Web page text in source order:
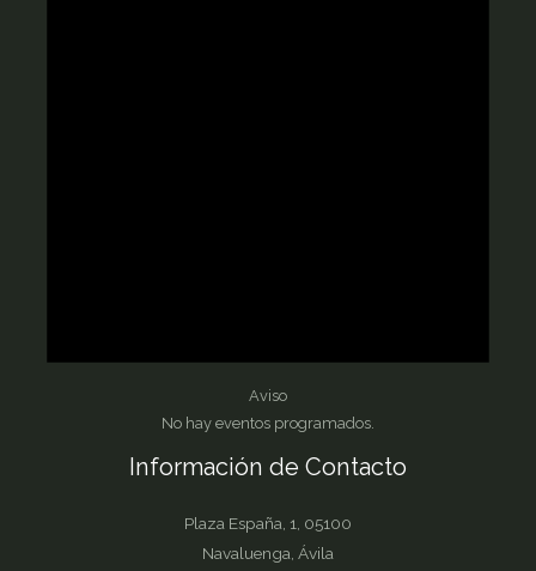
Aviso
No hay eventos programados.
Información de Contacto
Plaza España, 1, 05100
Navaluenga, Ávila